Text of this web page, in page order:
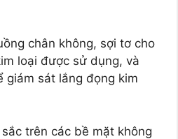
chân không, sợi tơ cho
loại được sử dụng, và
giám sát lắng đọng kim
trên các bề mặt không